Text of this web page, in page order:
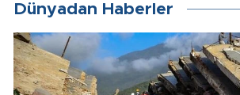
Dünyadan Haberler